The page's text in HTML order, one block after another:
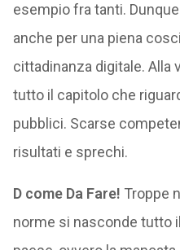
esempio fra tanti.
anche per una piena
cittadinanza digitale. Alla
tutto il capitolo che
pubblici. Scarse
risultati e sprechi.
D come Da Fare! Troppe
norme si nasconde tutto